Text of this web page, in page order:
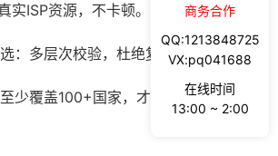
实ISP资源，不卡顿。
：多层次校验，杜绝复用。
少覆盖100+国家，才能随时随地变
商务合作
QQ:1213848725
VX:pq041688
在线时间
13:00 ~ 2:00